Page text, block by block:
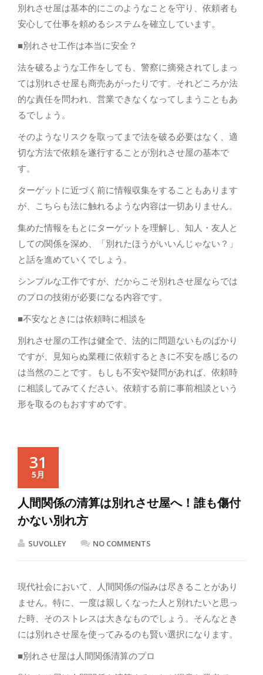
別れさせ屋は基本的にこのようなことを守り、依頼者も
安心して仕事を頼めるシステムを確立しています。
■別れさせ工作は本当に安全？
法を破るような工作をしても、警察に摘発されてしまっ
ては別れさせ屋も商売あがったりです。それどころか法
的な責任を問われ、営業できなくなってしまうこともあ
るでしょう。
そのようなリスクを取ってまで法を破る必要はなく、適
切な方法で依頼を遂行することが別れさせ屋の基本で
す。
ターゲットに近づく前に情報収集をすることもあります
が、こちらも法に触れるような内容は一切ありません。
集めた情報をもとにターゲットを理解し、知人・友人と
しての関係を深め、「別れたほうがいいんじゃない？」
と話を進めていくでしょう。
シンプルな工作ですが、だからこそ別れさせ屋ならでは
のプロの技術が必要になる内容です。
■不安なときには依頼時に相談を
別れさせ屋の工作は健全で、法的に問題ないものばかり
ですが、見知らぬ業種に依頼するときに不安を感じるの
は当然のことです。もしも不安や疑問があれば、依頼時
に相談してみてください。依頼する前に事前相談という
形を取るのもおすすめです。
31
5月
人間関係の清算は別れさせ屋へ！誰も傷付
かない別れ方
SUVOLLEY NO COMMENTS
現代社会において、人間関係の悩みは尽きることがあり
ません。特に、一度は親しくなった人と別れたいと思っ
た時、そのストレスは大きなものでしょう。そんなとき
には別れさせ屋を使ってみるのも賢い選択になります。
■別れさせ屋は人間関係清算のプロ